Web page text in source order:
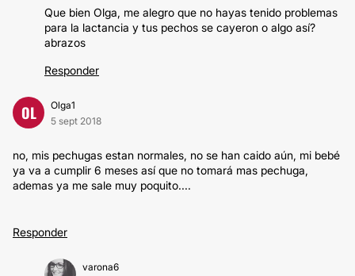
Que bien Olga, me alegro que no hayas tenido problemas
para la lactancia y tus pechos se cayeron o algo así?
abrazos
Responder
OL
Olga1
5 sept 2018
no, mis pechugas estan normales, no se han caido aún, mi bebé
ya va a cumplir 6 meses así que no tomará mas pechuga,
ademas ya me sale muy poquito....
Responder
varona6